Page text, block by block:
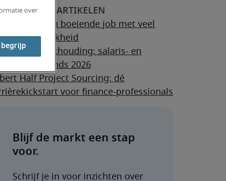
een boeiende job met veel
en boekhouding: salaris- en
2026
Half Project Sourcing: dé
voor finance-professionals
over
begrijp